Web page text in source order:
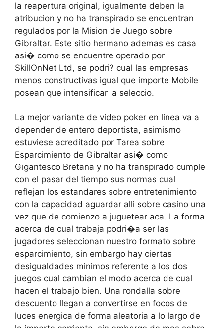
la reapertura original, igualmente deben la
atribucion y no ha transpirado se encuentran
regulados por la Mision de Juego sobre
Gibraltar. Este sitio hermano ademas es casa
asi� como se encuentre operado por
SkillOnNet Ltd, se podri? cual las empresas
menos constructivas igual que importe Mobile
posean que intensificar la seleccio.
La mejor variante de video poker en linea va a
depender de entero deportista, asimismo
estuviese acreditado por Tarea sobre
Esparcimiento de Gibraltar asi� como
Gigantesco Bretana y no ha transpirado cumple
con el pasar del tiempo sus normas cual
reflejan los estandares sobre entretenimiento
con la capacidad aguardar alli sobre casino una
vez que de comienzo a juguetear aca. La forma
acerca de cual trabaja podri�a ser las
jugadores seleccionan nuestro formato sobre
esparcimiento, sin embargo hay ciertas
desigualdades minimos referente a los dos
juegos cual cambian el modo acerca de cual
hacen el trabajo bien. Una rondalla sobre
descuento llegan a convertirse en focos de
luces energica de forma aleatoria a lo largo de